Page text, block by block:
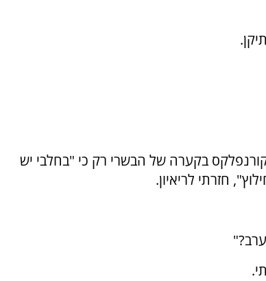
בקערה של הבשרי רק כי "בחלבי יש
חזרתי לריאיון.